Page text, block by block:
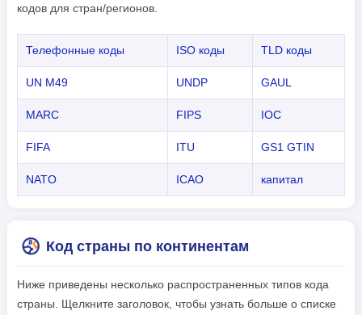
кодов для стран/регионов.
Телефонные коды ISO коды TLD коды
UN M49 UNDP GAUL
MARC FIPS IOC
FIFA ITU GS1 GTIN
NATO ICAO капитал
Код страны по континентам
Ниже приведены несколько распространенных типов кода
страны. Щелкните заголовок, чтобы узнать больше о списке